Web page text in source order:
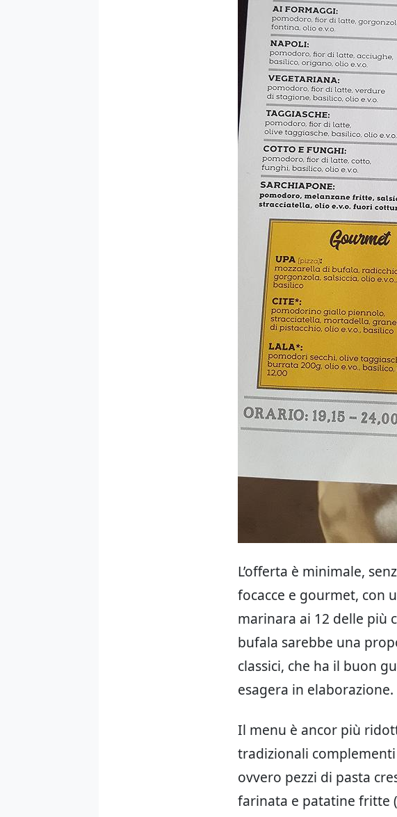
L’offerta è minimale,
focacce e gourmet, con
marinara ai 12 delle più
bufala sarebbe una
classici, che ha il buon
esagera in
Il menu è ancor più
tradizionali
ovvero pezzi di pasta
farinata e patatine fritte